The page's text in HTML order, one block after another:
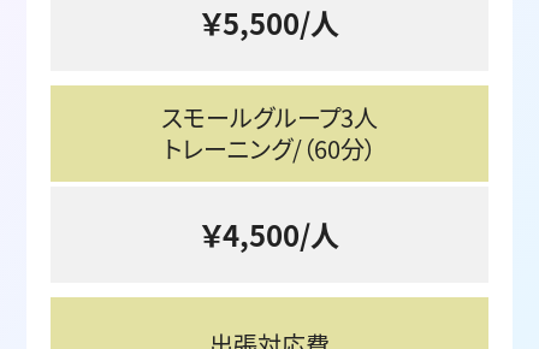
￥5,500/人
スモールグループ3人
トレーニング/（60分）
￥4,500/人